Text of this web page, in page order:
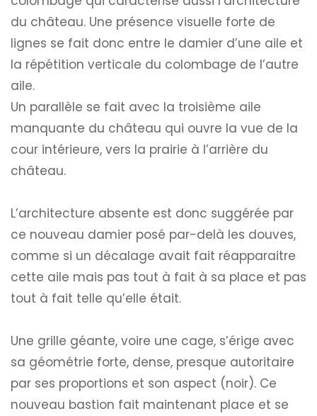
du château. Une présence visuelle forte de
lignes se fait donc entre le damier d’une aile et
la répétition verticale du colombage de l’autre
aile.
Un parallèle se fait avec la troisième aile
manquante du château qui ouvre la vue de la
cour intérieure, vers la prairie à l’arrière du
château.
L’architecture absente est donc suggérée par
ce nouveau damier posé par-delà les douves,
comme si un décalage avait fait réapparaitre
cette aile mais pas tout à fait à sa place et pas
tout à fait telle qu’elle était.
Une grille géante, voire une cage, s’érige avec
sa géométrie forte, dense, presque autoritaire
par ses proportions et son aspect (noir). Ce
nouveau bastion fait maintenant place et se